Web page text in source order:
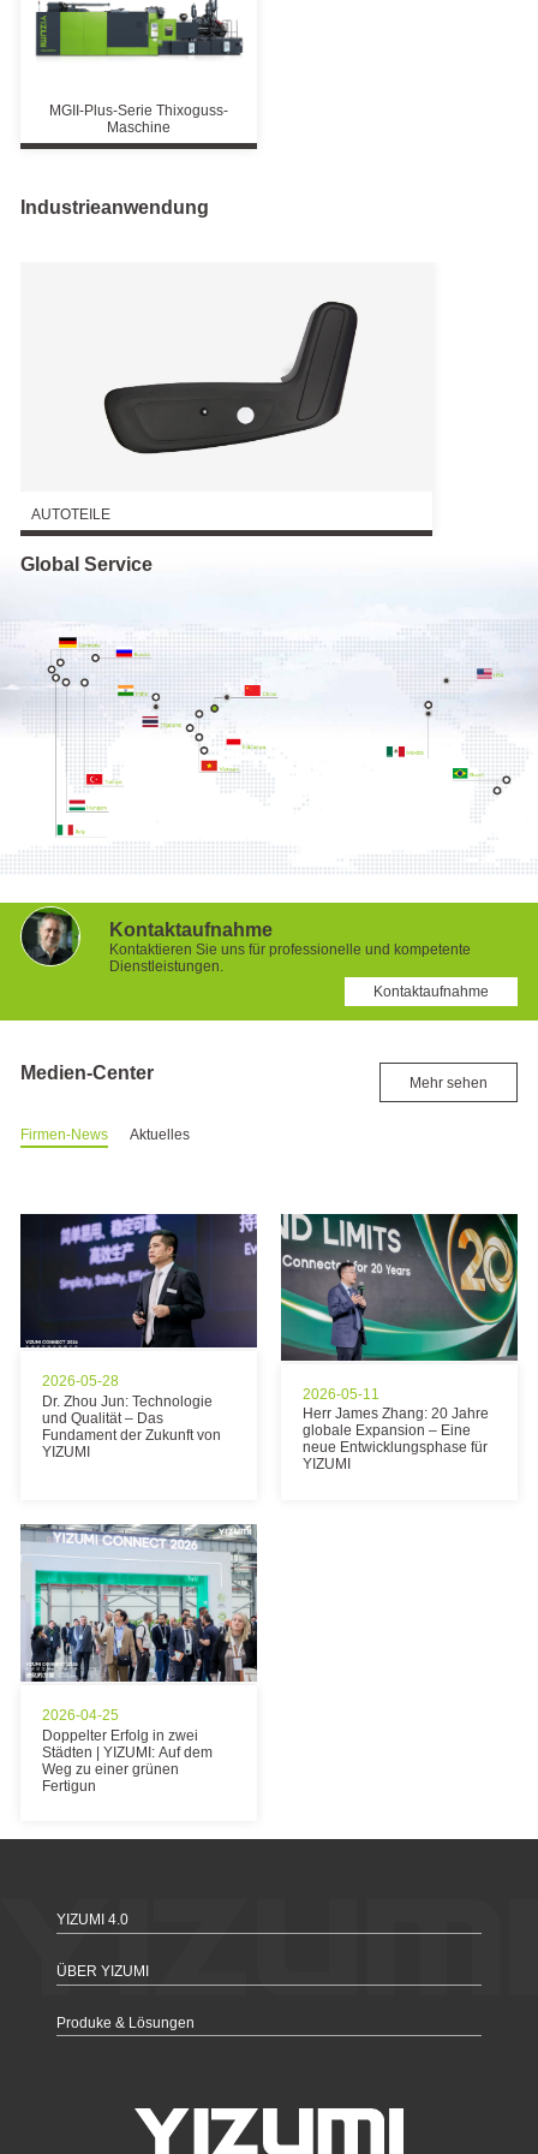
MGII-Plus-Serie Thixoguss-
Maschine
Industrieanwendung
AUTOTEILE
Global Service
Kontaktaufnahme
Kontaktieren Sie uns für professionelle und kompetente
Dienstleistungen.
Kontaktaufnahme
Medien-Center Mehr sehen
Firmen-News Aktuelles
2026-05-28
Dr. Zhou Jun: Technologie
und Qualität – Das
Fundament der Zukunft von
YIZUMI
2026-05-11
Herr James Zhang: 20 Jahre
globale Expansion – Eine
neue Entwicklungsphase für
YIZUMI
2026-04-25
Doppelter Erfolg in zwei
Städten | YIZUMI: Auf dem
Weg zu einer grünen
Fertigun
YIZUMI 4.0
ÜBER YIZUMI
Produke & Lösungen